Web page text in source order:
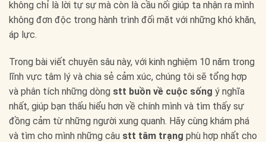
không chỉ là lời tự sự mà còn là cầu nối giúp ta nhận ra mình
không đơn độc trong hành trình đối mặt với những khó khăn,
áp lực.
Trong bài viết chuyên sâu này, với kinh nghiệm 10 năm trong
lĩnh vực tâm lý và chia sẻ cảm xúc, chúng tôi sẽ tổng hợp
và phân tích những dòng stt buồn về cuộc sống ý nghĩa
nhất, giúp bạn thấu hiểu hơn về chính mình và tìm thấy sự
đồng cảm từ những người xung quanh. Hãy cùng khám phá
và tìm cho mình những câu stt tâm trạng phù hợp nhất cho